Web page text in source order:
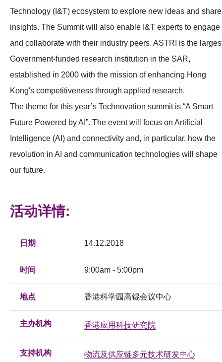
Technology (I&T) ecosystem to explore new ideas and share
insights. The Summit will also enable I&T experts to engage
and collaborate with their industry peers. ASTRI is the
Government-funded research institution in the SAR,
established in 2000 with the mission of enhancing Hong
Kong's competitiveness through applied research.
The theme for this year’s Technovation summit is “A Smart
Future Powered by AI”. The event will focus on Artificial
Intelligence (AI) and connectivity and, in particular, how the
revolution in AI and communication technologies will shape
our future.
活动详情:
日期 14.12.2018
时间 9:00am - 5:00pm
地点 香港科学园高锟会议中心
主办机构 香港应用科技研究院
支持机构 物流及供应链多元技术研发中心